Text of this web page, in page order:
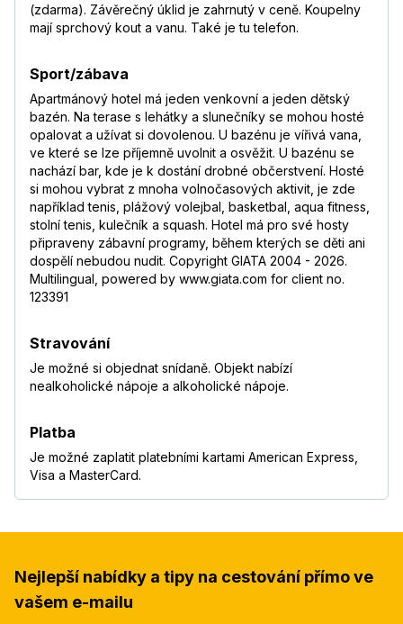
(zdarma). Závěrečný úklid je zahrnutý v ceně. Koupelny
mají sprchový kout a vanu. Také je tu telefon.
Sport/zábava
Apartmánový hotel má jeden venkovní a jeden dětský
bazén. Na terase s lehátky a slunečníky se mohou hosté
opalovat a užívat si dovolenou. U bazénu je vířivá vana,
ve které se lze příjemně uvolnit a osvěžit. U bazénu se
nachází bar, kde je k dostání drobné občerstvení. Hosté
si mohou vybrat z mnoha volnočasových aktivit, je zde
například tenis, plážový volejbal, basketbal, aqua fitness,
stolní tenis, kulečník a squash. Hotel má pro své hosty
připraveny zábavní programy, během kterých se děti ani
dospělí nebudou nudit. Copyright GIATA 2004 - 2026.
Multilingual, powered by www.giata.com for client no.
123391
Stravování
Je možné si objednat snídaně. Objekt nabízí
nealkoholické nápoje a alkoholické nápoje.
Platba
Je možné zaplatit platebními kartami American Express,
Visa a MasterCard.
Nejlepší nabídky a tipy na cestování přímo ve
vašem e-mailu